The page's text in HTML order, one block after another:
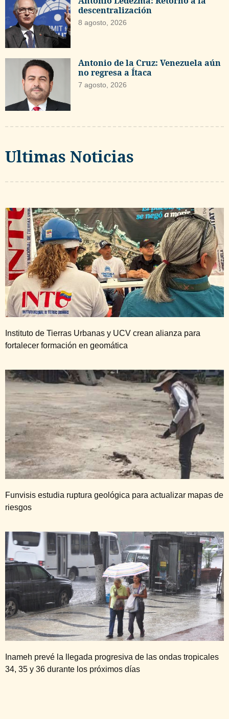
descentralización
8 agosto, 2026
Antonio de la Cruz: Venezuela aún
no regresa a Ítaca
7 agosto, 2026
Ultimas Noticias
Instituto de Tierras Urbanas y UCV crean alianza para
fortalecer formación en geomática
Funvisis estudia ruptura geológica para actualizar mapas de
riesgos
Inameh prevé la llegada progresiva de las ondas tropicales
34, 35 y 36 durante los próximos días